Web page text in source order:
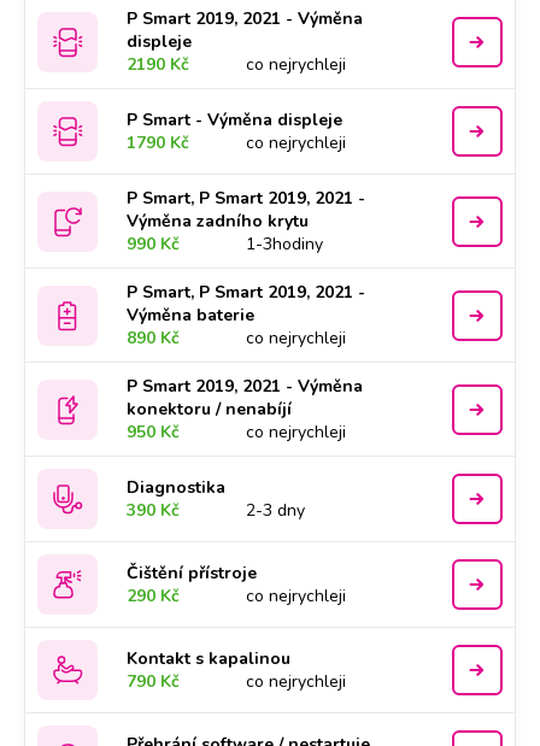
P Smart 2019, 2021 - Výměna
displeje
2190 Kč
co nejrychleji
P Smart - Výměna displeje
1790 Kč
co nejrychleji
P Smart, P Smart 2019, 2021 -
Výměna zadního krytu
990 Kč
1-3hodiny
P Smart, P Smart 2019, 2021 -
Výměna baterie
890 Kč
co nejrychleji
P Smart 2019, 2021 - Výměna
konektoru / nenabíjí
950 Kč
co nejrychleji
Diagnostika
390 Kč
2-3 dny
Čištění přístroje
290 Kč
co nejrychleji
Kontakt s kapalinou
790 Kč
co nejrychleji